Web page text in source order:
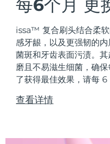
每6个月 更
issa™ 复合刷头结合柔
感牙龈，以及更强韧的
菌斑和牙齿表面污渍。
磨且不易滋生细菌，确
了获得最佳效果，请每 6
查看详情